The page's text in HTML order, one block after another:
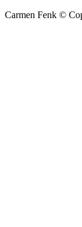
Carmen Fenk ©